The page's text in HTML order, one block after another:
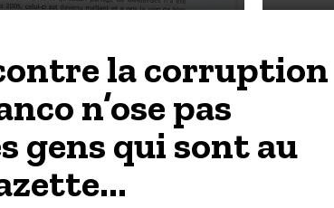
la corruption
n’ose pas
gens qui sont au